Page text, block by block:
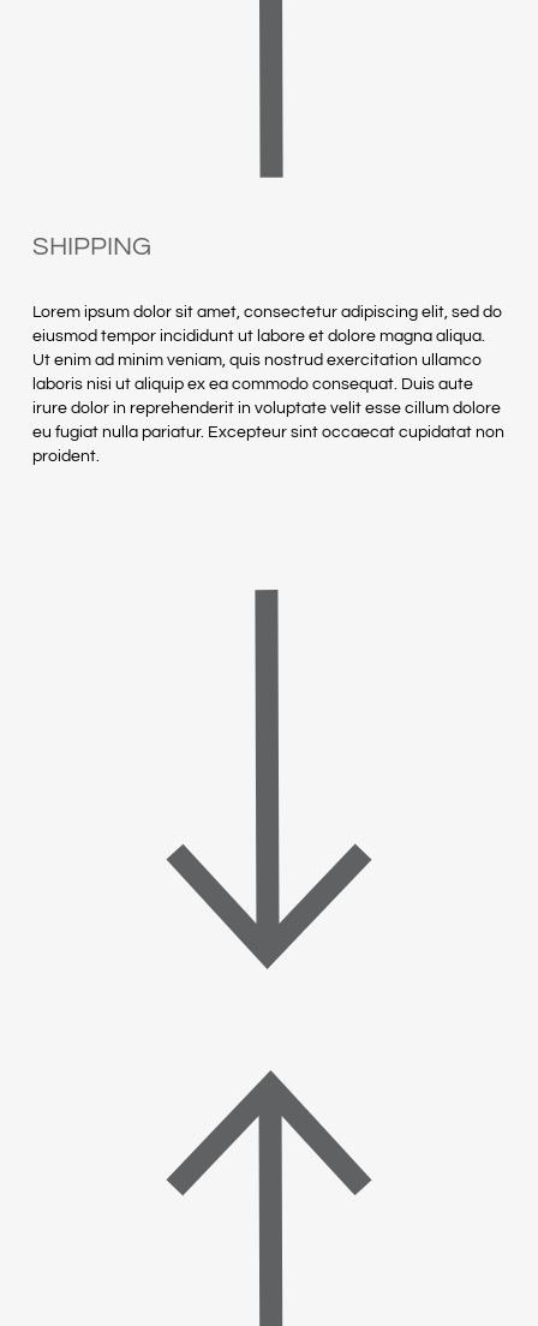
SHIPPING
Lorem ipsum dolor sit amet, consectetur adipiscing elit, sed do
eiusmod tempor incididunt ut labore et dolore magna aliqua.
Ut enim ad minim veniam, quis nostrud exercitation ullamco
laboris nisi ut aliquip ex ea commodo consequat. Duis aute
irure dolor in reprehenderit in voluptate velit esse cillum dolore
eu fugiat nulla pariatur. Excepteur sint occaecat cupidatat non
proident.